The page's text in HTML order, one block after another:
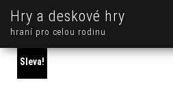
Hry a deskové hry
hraní pro celou rodinu
Sleva!